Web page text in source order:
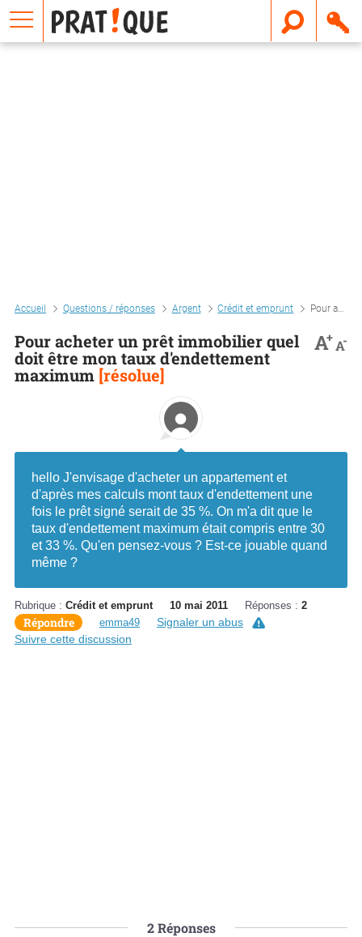
Accueil Questions / réponses Argent Crédit et emprunt Pour acheter un prêt immobilier quel doit être mon taux d'endettement maximum
Pour acheter un prêt immobilier quel
doit être mon taux d'endettement
maximum [résolue]
A+A-
hello J'envisage d'acheter un appartement et
d'après mes calculs mont taux d'endettement une
fois le prêt signé serait de 35 %. On m'a dit que le
taux d'endettement maximum était compris entre 30
et 33 %. Qu'en pensez-vous ? Est-ce jouable quand
même ?
Rubrique : Crédit et emprunt 10 mai 2011 Réponses : 2
Répondre emma49
Signaler un abus
Suivre cette discussion
2Réponses
E
m
a